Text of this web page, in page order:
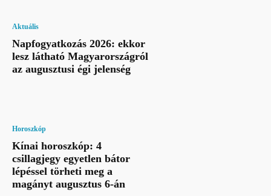
Aktuális
Napfogyatkozás 2026: ekkor
lesz látható Magyarországról
az augusztusi égi jelenség
Horoszkóp
Kínai horoszkóp: 4
csillagjegy egyetlen bátor
lépéssel törheti meg a
magányt augusztus 6-án